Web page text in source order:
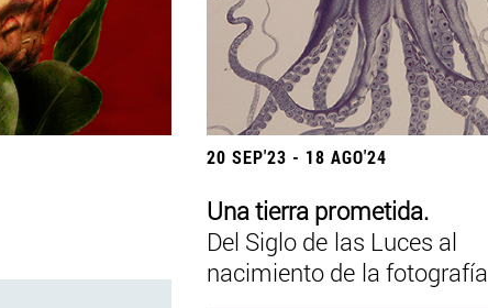
20 SEP'23 - 18 AGO'24
Una tierra prometida.
Del Siglo de las Luces al
nacimiento de la fotografía